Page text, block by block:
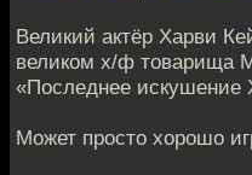
Великий актёр Харви
великом х/ф товарища
«Последнее искушение
Может просто хорошо